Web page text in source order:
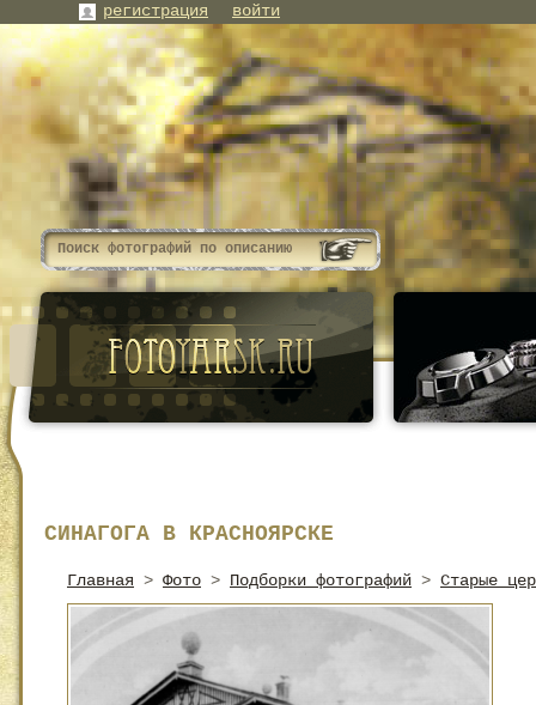
СИНАГОГА В КРАСНОЯРСКЕ
Главная > Фото > Подборки фотографий > Старые
регистрация войти